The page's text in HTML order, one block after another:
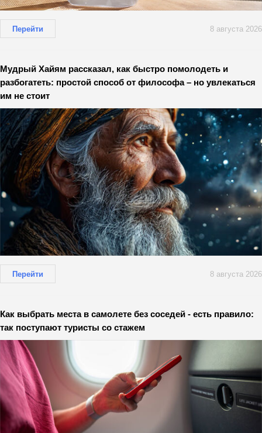
Перейти 8 августа 2026
Мудрый Хайям рассказал, как быстро помолодеть и
разбогатеть: простой способ от философа – но увлекаться
им не стоит
Перейти 8 августа 2026
Как выбрать места в самолете без соседей - есть правило:
так поступают туристы со стажем